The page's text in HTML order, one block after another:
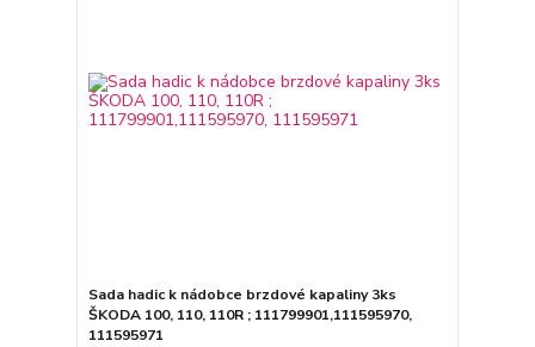
Sada hadic k nádobce brzdové kapaliny 3ks
ŠKODA 100, 110, 110R ; 111799901,111595970,
111595971